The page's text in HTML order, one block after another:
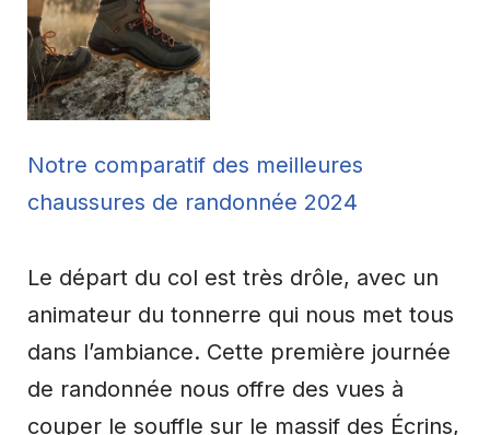
Notre comparatif des meilleures
chaussures de randonnée 2024
Le départ du col est très drôle, avec un
animateur du tonnerre qui nous met tous
dans l’ambiance. Cette première journée
de randonnée nous offre des vues à
couper le souffle sur le massif des Écrins,